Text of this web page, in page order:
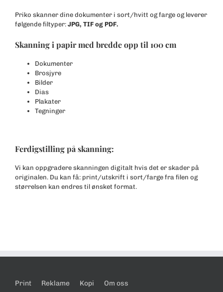
Priko skanner dine dokumenter i sort/hvitt og farge og leverer
følgende filtyper: JPG, TIF og PDF.
Skanning i papir med bredde opp til 100 cm
Dokumenter
Brosjyre
Bilder
Dias
Plakater
Tegninger
Ferdigstilling på skanning:
Vi kan oppgradere skanningen digitalt hvis det er skader på
originalen. Du kan få: print/utskrift i sort/farge fra filen og
størrelsen kan endres til ønsket format.
Print Reklame Kopi Om oss